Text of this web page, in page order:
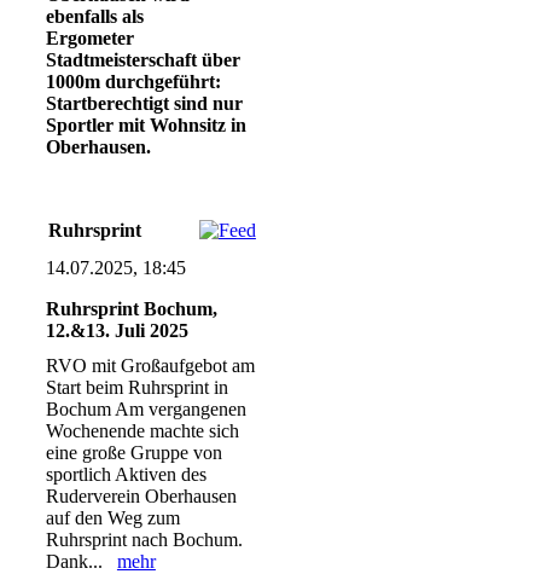
ebenfalls als
Ergometer
Stadtmeisterschaft über
1000m durchgeführt:
Startberechtigt sind nur
Sportler mit Wohnsitz in
Oberhausen.
Ruhrsprint
14.07.2025, 18:45
Ruhrsprint Bochum,
12.&13. Juli 2025
RVO mit Großaufgebot am
Start beim Ruhrsprint in
Bochum Am vergangenen
Wochenende machte sich
eine große Gruppe von
sportlich Aktiven des
Ruderverein Oberhausen
auf den Weg zum
Ruhrsprint nach Bochum.
Dank... mehr